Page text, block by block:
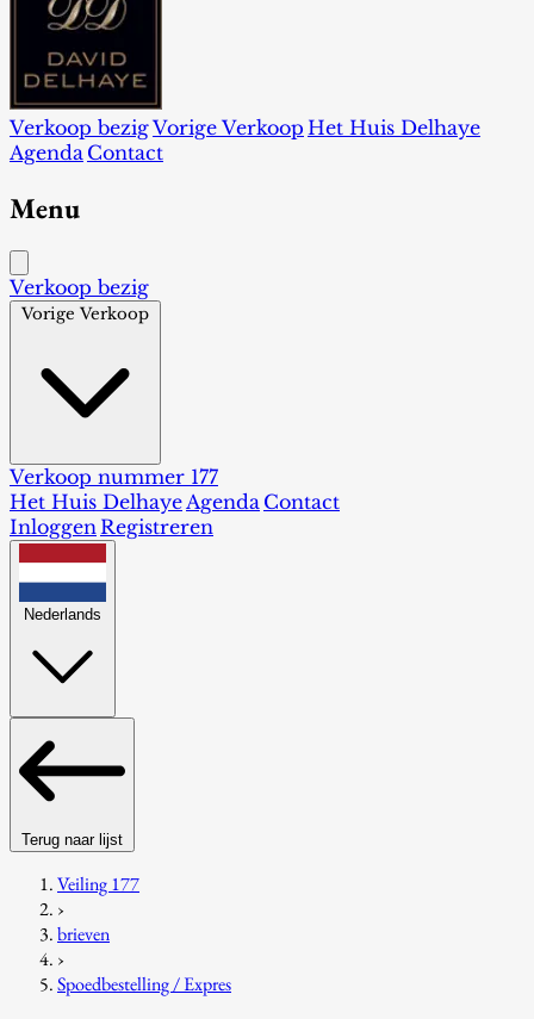
Verkoop bezigVorige Verkoop Het Huis Delhaye
Agenda Contact
Menu
Verkoop bezig
Vorige Verkoop
Verkoop nummer 177
Het Huis DelhayeAgenda Contact
InloggenRegistreren
Nederlands
Terug naar lijst
Veiling 177
›
brieven
›
Spoedbestelling / Expres